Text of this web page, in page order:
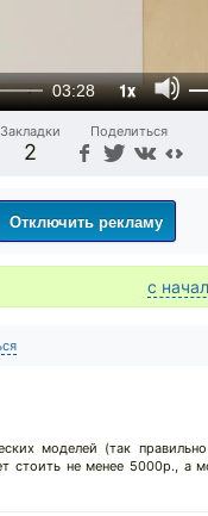
03:28 1x
Закладки
2
Поделиться
Отключить рекламу
с
моделей (так правильно
стоить не менее 5000р., а